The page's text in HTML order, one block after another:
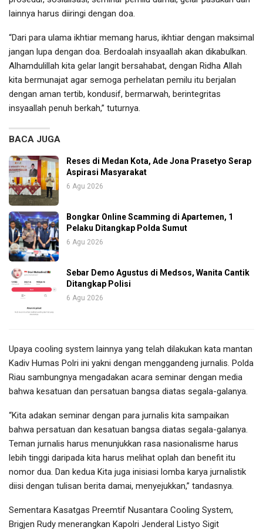
lainnya harus diiringi dengan doa.
“Dari para ulama ikhtiar memang harus, ikhtiar dengan maksimal
jangan lupa dengan doa. Berdoalah insyaallah akan dikabulkan.
Alhamdulillah kita gelar langit bersahabat, dengan Ridha Allah
kita bermunajat agar semoga perhelatan pemilu itu berjalan
dengan aman tertib, kondusif, bermarwah, berintegritas
insyaallah penuh berkah,” tuturnya.
BACA JUGA
Reses di Medan Kota, Ade Jona Prasetyo Serap
Aspirasi Masyarakat
6 Agu 2026
Bongkar Online Scamming di Apartemen, 1
Pelaku Ditangkap Polda Sumut
6 Agu 2026
Sebar Demo Agustus di Medsos, Wanita Cantik
Ditangkap Polisi
6 Agu 2026
Upaya cooling system lainnya yang telah dilakukan kata mantan
Kadiv Humas Polri ini yakni dengan menggandeng jurnalis. Polda
Riau sambungnya mengadakan acara seminar dengan media
bahwa kesatuan dan persatuan bangsa diatas segala-galanya.
“Kita adakan seminar dengan para jurnalis kita sampaikan
bahwa persatuan dan kesatuan bangsa diatas segala-galanya.
Teman jurnalis harus menunjukkan rasa nasionalisme harus
lebih tinggi daripada kita harus melihat oplah dan benefit itu
nomor dua. Dan kedua Kita juga inisiasi lomba karya jurnalistik
diisi dengan tulisan berita damai, menyejukkan,” tandasnya.
Sementara Kasatgas Preemtif Nusantara Cooling System,
Brigjen Rudy menerangkan Kapolri Jenderal Listyo Sigit